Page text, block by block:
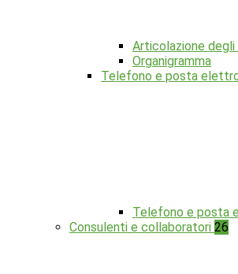
Articolazione
Organigramma
Telefono e posta
Telefono e posta
Consulenti e collaboratori 26